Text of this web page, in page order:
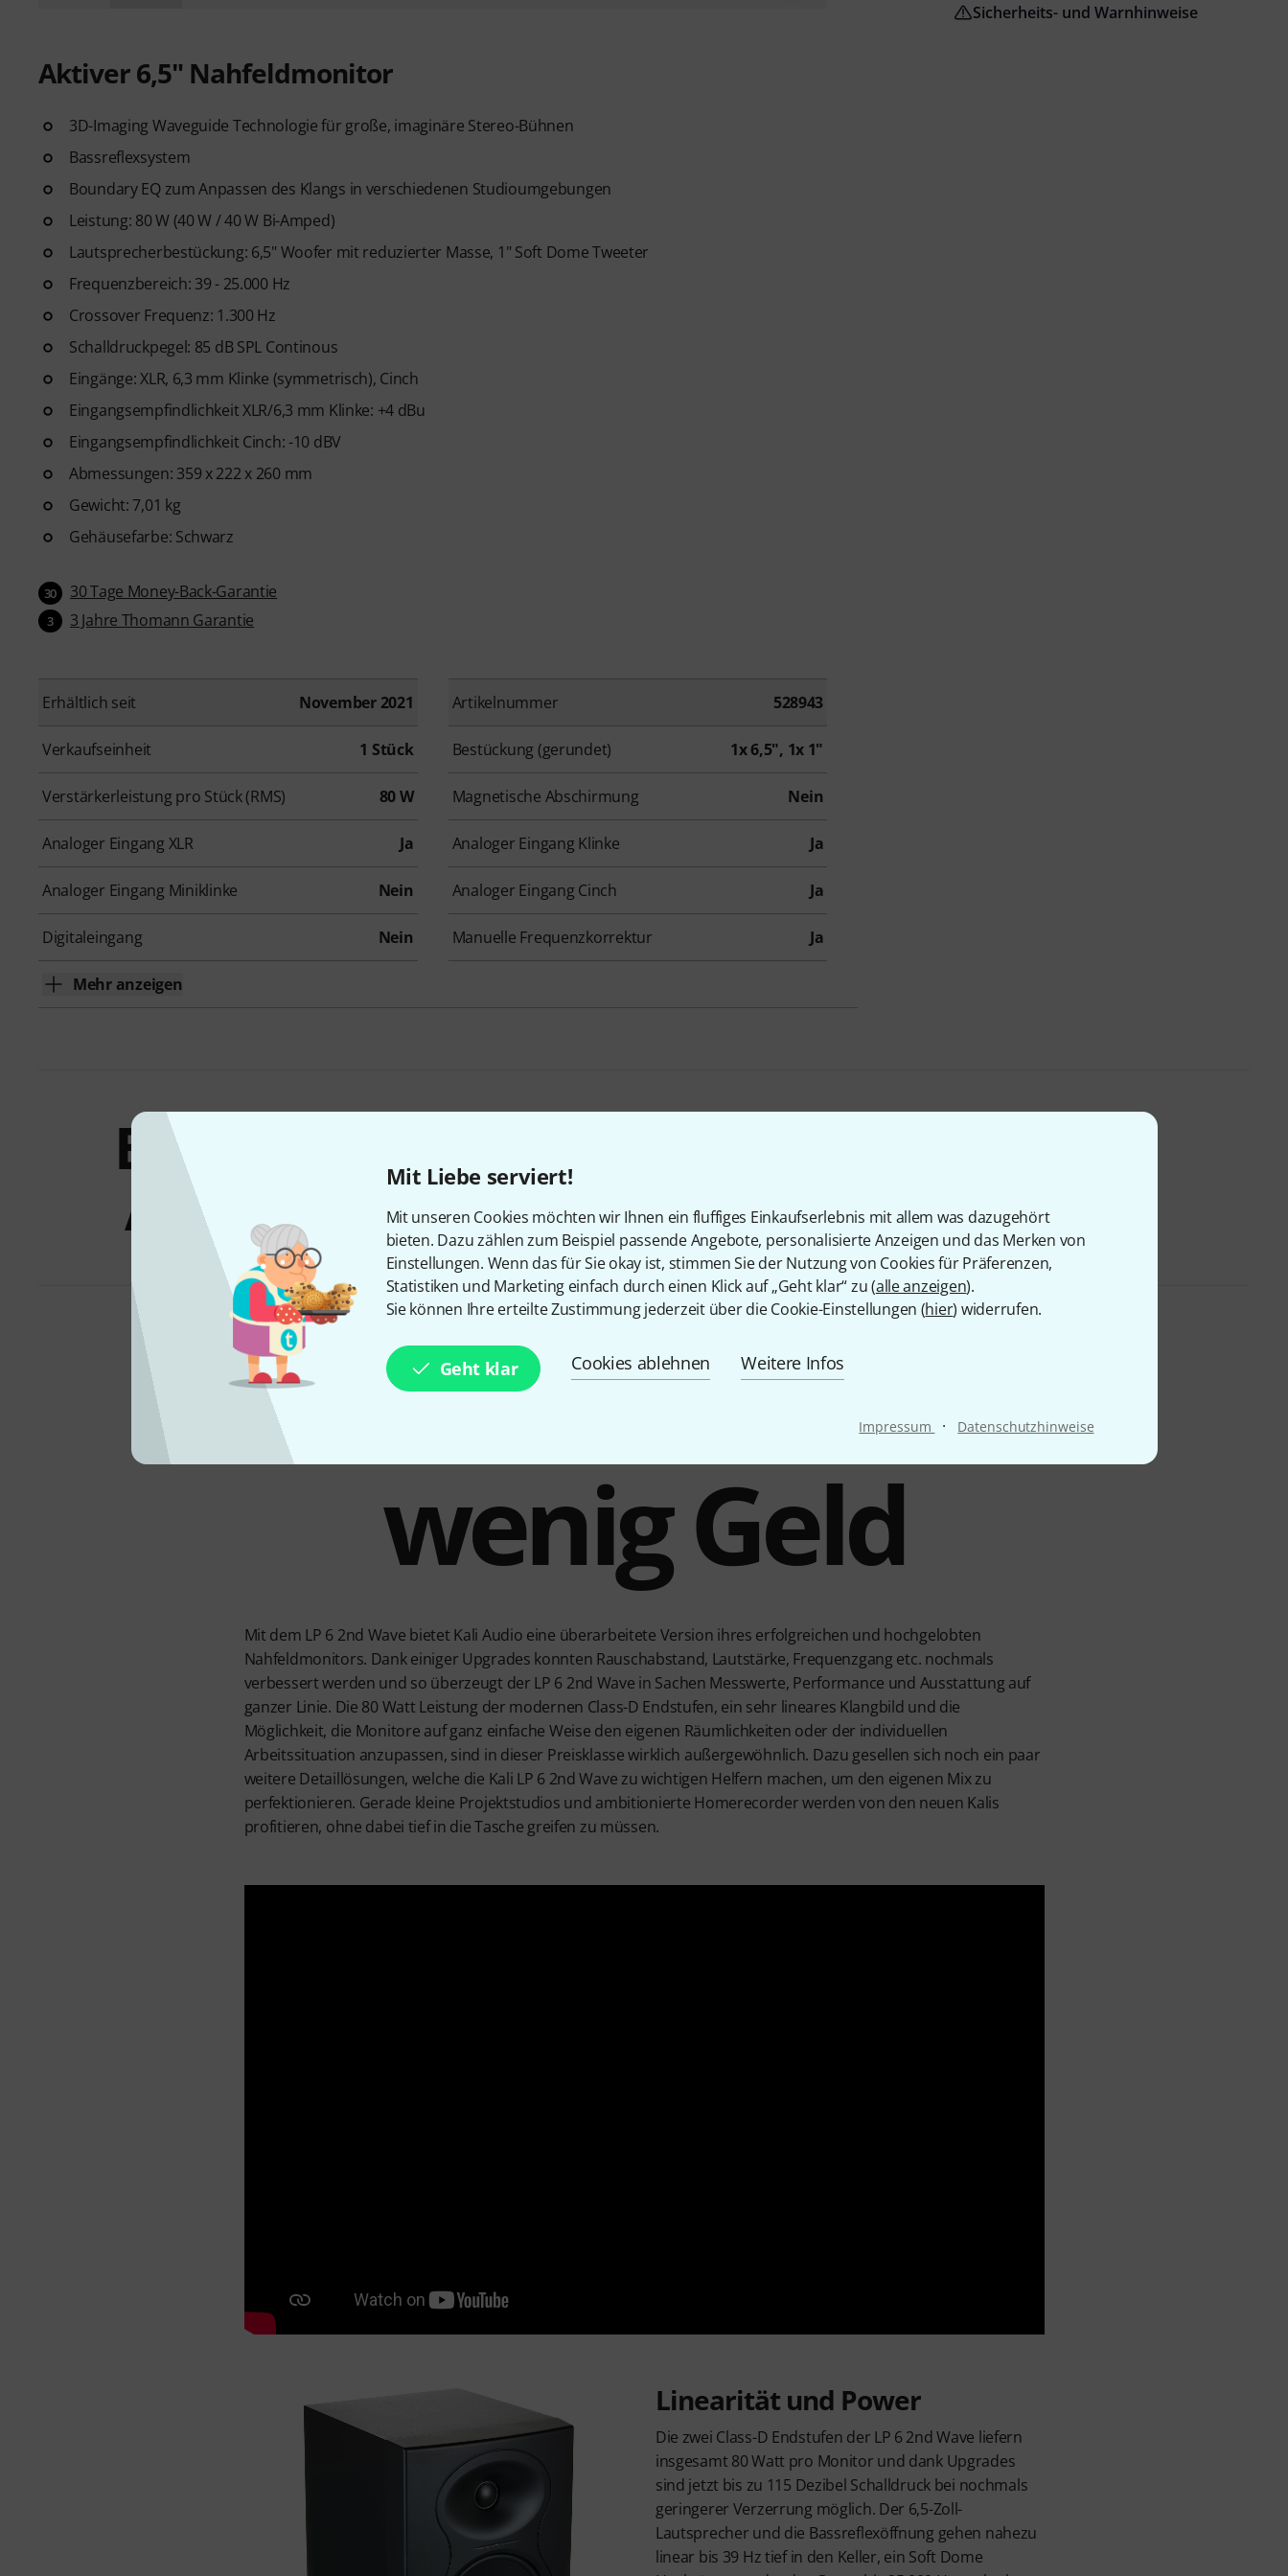
Mit Liebe serviert!
Mit unseren Cookies möchten wir Ihnen ein fluffiges Einkaufserlebnis mit allem was dazugehört
bieten. Dazu zählen zum Beispiel passende Angebote, personalisierte Anzeigen und das Merken von
Einstellungen. Wenn das für Sie okay ist, stimmen Sie der Nutzung von Cookies für Präferenzen,
Statistiken und Marketing einfach durch einen Klick auf „Geht klar“ zu (alle anzeigen).
Sie können Ihre erteilte Zustimmung jederzeit über die Cookie-Einstellungen (hier) widerrufen.
Geht klar Cookies ablehnen Weitere Infos
Impressum · Datenschutzhinweise
Aktiver 6,5" Nahfeldmonitor
3D-Imaging Waveguide Technologie für große, imaginäre Stereo-Bühnen
Bassreflexsystem
Boundary EQ zum Anpassen des Klangs in verschiedenen Studioumgebungen
Leistung: 80 W (40 W / 40 W Bi-Amped)
Lautsprecherbestückung: 6,5" Woofer mit reduzierter Masse, 1" Soft Dome Tweeter
Frequenzbereich: 39 - 25.000 Hz
Crossover Frequenz: 1.300 Hz
Schalldruckpegel: 85 dB SPL Continous
Eingänge: XLR, 6,3 mm Klinke (symmetrisch), Cinch
Eingangsempfindlichkeit XLR/6,3 mm Klinke: +4 dBu
Eingangsempfindlichkeit Cinch: -10 dBV
Abmessungen: 359 x 222 x 260 mm
Gewicht: 7,01 kg
Gehäusefarbe: Schwarz
30 30 Tage Money-Back-Garantie
3 3 Jahre Thomann Garantie
Erhältlich seit November 2021 Artikelnummer 528943
Verkaufseinheit 1 Stück Bestückung (gerundet) 1x 6,5", 1x 1"
Verstärkerleistung pro Stück (RMS) 80 W Magnetische Abschirmung Nein
Analoger Eingang XLR Ja Analoger Eingang Klinke Ja
Analoger Eingang Miniklinke Nein Analoger Eingang Cinch Ja
Digitaleingang Nein Manuelle Frequenzkorrektur Ja
Mehr anzeigen
Sicherheits- und Warnhinweise
Bundles &
Angebote ab 1.099 €
Viel Monitor für
wenig Geld
Mit dem LP 6 2nd Wave bietet Kali Audio eine überarbeitete Version ihres erfolgreichen und hochgelobten
Nahfeldmonitors. Dank einiger Upgrades konnten Rauschabstand, Lautstärke, Frequenzgang etc. nochmals
verbessert werden und so überzeugt der LP 6 2nd Wave in Sachen Messwerte, Performance und Ausstattung auf
ganzer Linie. Die 80 Watt Leistung der modernen Class-D Endstufen, ein sehr lineares Klangbild und die
Möglichkeit, die Monitore auf ganz einfache Weise den eigenen Räumlichkeiten oder der individuellen
Arbeitssituation anzupassen, sind in dieser Preisklasse wirklich außergewöhnlich. Dazu gesellen sich noch ein paar
weitere Detaillösungen, welche die Kali LP 6 2nd Wave zu wichtigen Helfern machen, um den eigenen Mix zu
perfektionieren. Gerade kleine Projektstudios und ambitionierte Homerecorder werden von den neuen Kalis
profitieren, ohne dabei tief in die Tasche greifen zu müssen.
Linearität und Power
Die zwei Class-D Endstufen der LP 6 2nd Wave liefern
insgesamt 80 Watt pro Monitor und dank Upgrades
sind jetzt bis zu 115 Dezibel Schalldruck bei nochmals
geringerer Verzerrung möglich. Der 6,5-Zoll-
Lautsprecher und die Bassreflexöffnung gehen nahezu
linear bis 39 Hz tief in den Keller, ein Soft Dome